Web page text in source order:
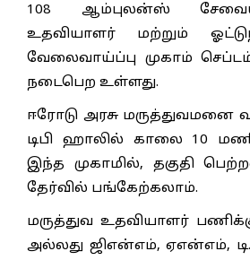
108 ஆம்புலன்ஸ்
உதவியாளர் மற்றும்
வேலைவாய்ப்பு முகாம்
நடைபெற உள்ளது.
ஈரோடு அரசு
டிபி ஹாலில் காலை 10
இந்த முகாமில், தகுதி
தேர்வில் பங்கேற்கலாம்.
மருத்துவ உதவியாளர்
அல்லது ஜிஎன்எம், ஏஎன்எம்,